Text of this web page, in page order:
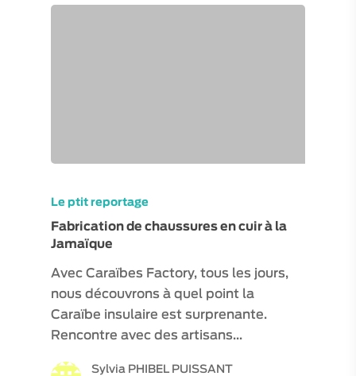
Le ptit reportage
Fabrication de chaussures en cuir à la
Jamaïque
Avec Caraïbes Factory, tous les jours,
nous découvrons à quel point la
Caraïbe insulaire est surprenante.
Rencontre avec des artisans…
Sylvia PHIBEL PUISSANT